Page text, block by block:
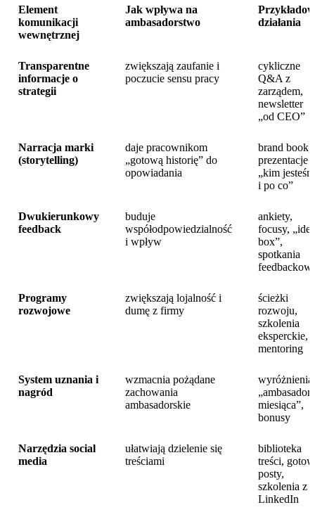
Element
komunikacji
wewnętrznej
Jak wpływa na
ambasadorstwo
działania
Transparentne
informacje o
strategii
zwiększają zaufanie i
poczucie sensu pracy
cykliczne
Q&A z
zarządem,
newsletter
„od CEO”
Narracja marki
(storytelling)
daje pracownikom
„gotową historię” do
opowiadania
brand book,
prezentacje
„kim
i po co”
Dwukierunkowy
feedback
buduje
współodpowiedzialność
i wpływ
ankiety,
focusy,
box”,
spotkania
Programy
rozwojowe
zwiększają lojalność i
dumę z firmy
ścieżki
rozwoju,
szkolenia
eksperckie,
mentoring
System uznania i
nagród
wzmacnia pożądane
zachowania
ambasadorskie
wyróżnienia
„ambasador
miesiąca”,
bonusy
Narzędzia social
media
ułatwiają dzielenie się
treściami
biblioteka
treści,
posty,
szkolenia z
LinkedIn